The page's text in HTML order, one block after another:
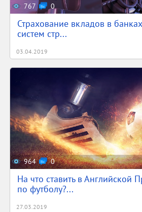
767 0
Страхование вкладов в
систем стр...
03.04.2019
964 0
На что ставить в Английской
по футболу?...
27.03.2019